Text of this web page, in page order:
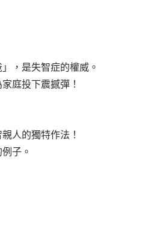
，是失智症的權威。
庭投下震撼彈！
人的獨特作法！
子。